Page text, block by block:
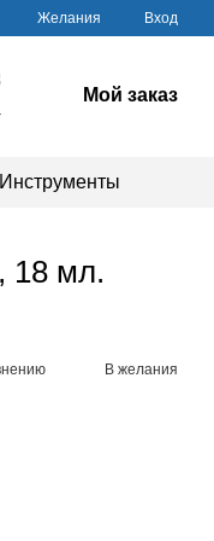
Желания Вход
Мой заказ
Инструменты
18 мл.
В желания